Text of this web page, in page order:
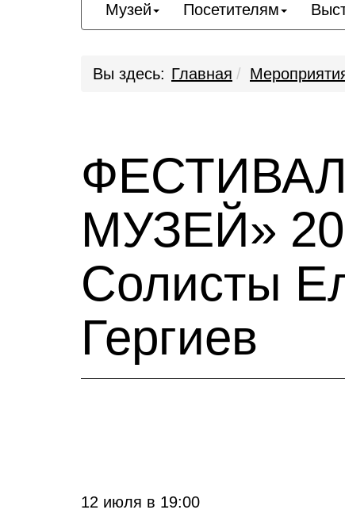
Музей Посетителям
Вы здесь: Главная
МУЗЕЙ»
Солисты
Гергиев
12 июля в 19:00